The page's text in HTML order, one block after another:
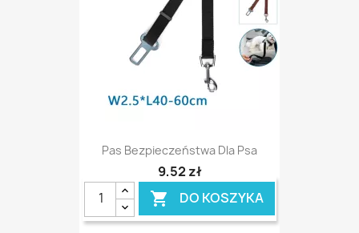
Pas Bezpieczeństwa Dla Psa
9,52 zł
 DO KOSZYKA